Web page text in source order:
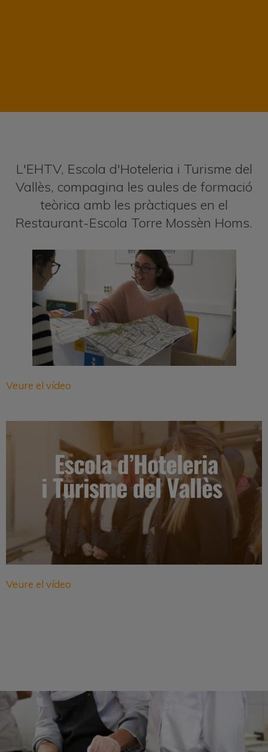
L'EHTV, Escola d'Hoteleria i Turisme del
Vallès, compagina les aules de formació
teòrica amb les pràctiques en el
Restaurant-Escola Torre Mossèn Homs.
Veure el vídeo
Veure el vídeo